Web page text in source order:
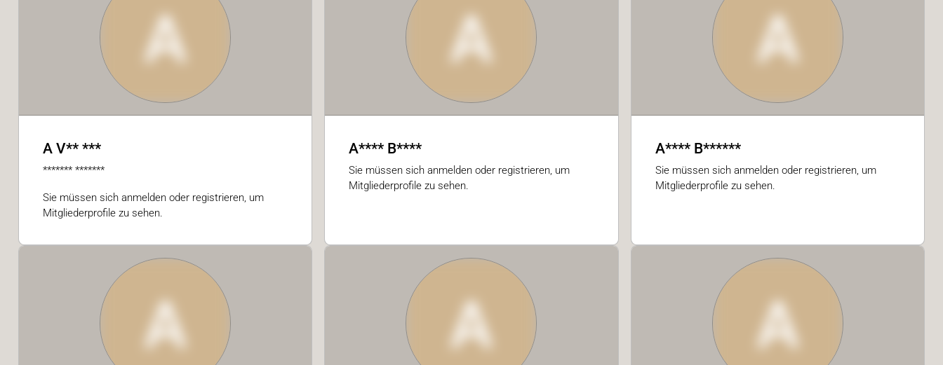
A
A V** ***
******* *******
Sie müssen sich anmelden oder registrieren, um
Mitgliederprofile zu sehen.
A
A**** B****
Sie müssen sich anmelden oder registrieren, um
Mitgliederprofile zu sehen.
A
A**** B******
Sie müssen sich anmelden oder registrieren, um
Mitgliederprofile zu sehen.
A A A